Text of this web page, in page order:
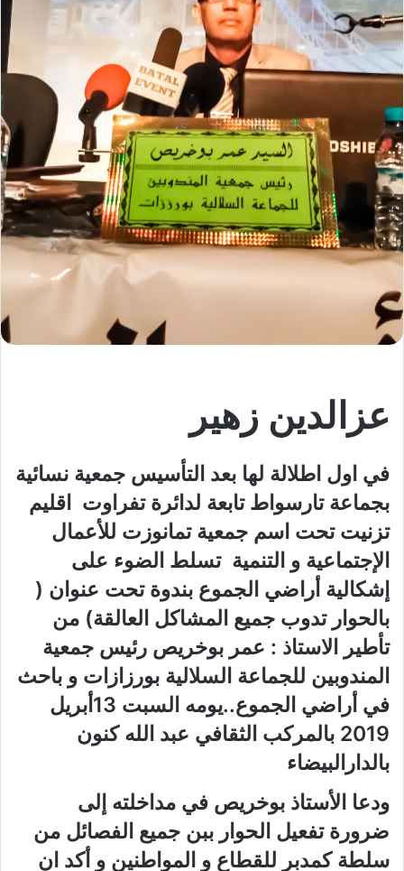
عزالدين زهير
في اول اطلالة لها بعد التأسيس جمعية نسائية
بجماعة تارسواط تابعة لدائرة تفراوت اقليم
تزنيت تحت اسم جمعية تمانوزت للأعمال
الإجتماعية و التنمية تسلط الضوء على
إشكالية أراضي الجموع بندوة تحت عنوان (
بالحوار تدوب جميع المشاكل العالقة) من
تأطير الاستاذ : عمر بوخريص رئيس جمعية
المندوبين للجماعة السلالية بورزازات و باحث
في أراضي الجموع..يومه السبت 13أبريل
2019 بالمركب الثقافي عبد الله كنون
بالدارالبيضاء
ودعا الأستاذ بوخريص في مداخلته إلى
ضرورة تفعيل الحوار ببن جميع الفصائل من
سلطة كمدبر للقطاع و المواطنين و أكد ان